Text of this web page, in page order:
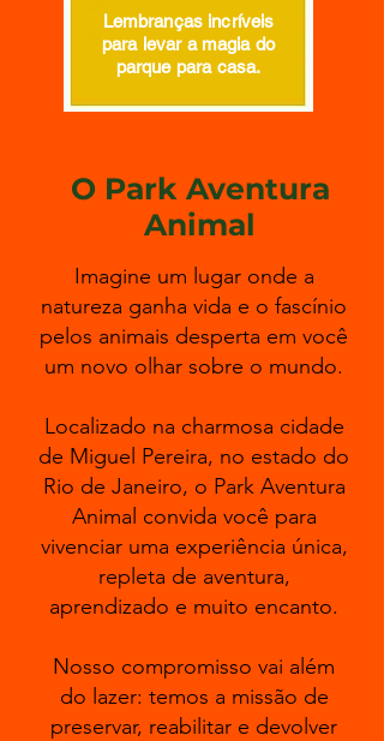
Lembranças incríveis
para levar a magia do
parque para casa.
O Park Aventura
Animal
Imagine um lugar onde a
natureza ganha vida e o fascínio
pelos animais desperta em você
um novo olhar sobre o mundo.
Localizado na charmosa cidade
de Miguel Pereira, no estado do
Rio de Janeiro, o Park Aventura
Animal convida você para
vivenciar uma experiência única,
repleta de aventura,
aprendizado e muito encanto.
Nosso compromisso vai além
do lazer: temos a missão de
preservar, reabilitar e devolver